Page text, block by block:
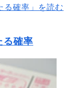
る確率」を読む
る確率